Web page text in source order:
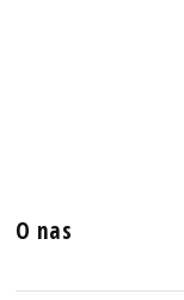
O nas